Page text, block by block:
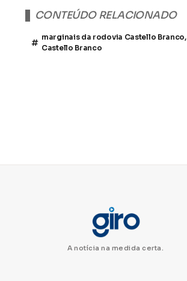
CONTEÚDO RELACIONADO
marginais da rodovia Castello Branco,
Castello Branco
A notícia na medida certa.